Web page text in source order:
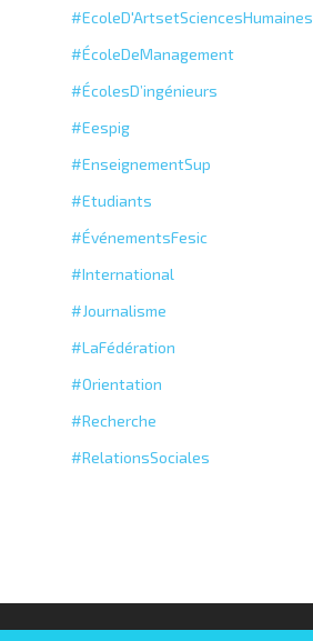
#EcoleD'ArtsetSciencesHumaines
#ÉcoleDeManagement
#ÉcolesD’ingénieurs
#Eespig
#EnseignementSup
#Etudiants
#ÉvénementsFesic
#International
#Journalisme
#LaFédération
#Orientation
#Recherche
#RelationsSociales